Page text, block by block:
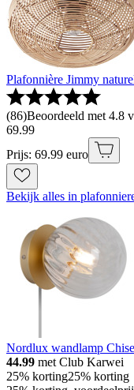
Plafonnière Jimmy
(86)Beoordeeld met 4.8
69.99
Prijs: 69.99 euro
Bekijk alles in
Nordlux wandlamp
44.99 met Club Karwei
25% korting25% korting